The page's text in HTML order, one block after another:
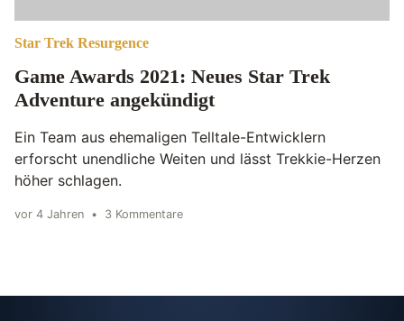
Star Trek Resurgence
Game Awards 2021: Neues Star Trek
Adventure angekündigt
Ein Team aus ehemaligen Telltale-Entwicklern
erforscht unendliche Weiten und lässt Trekkie-Herzen
höher schlagen.
vor 4 Jahren • 3 Kommentare